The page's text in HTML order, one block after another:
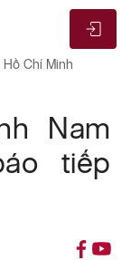
Chí Minh
Nam
tiếp